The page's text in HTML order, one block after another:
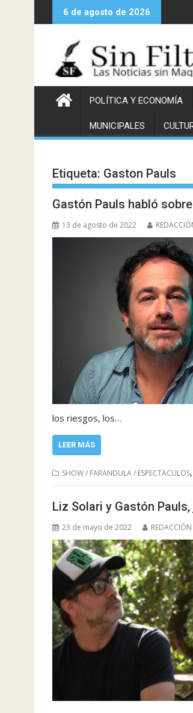
al
6 de agosto de 2026
POLÍTICA Y ECONOMÍA
MUNICIPALES
Etiqueta: Gaston Pauls
Gastón Pauls habló
13 de agosto de 2022
los riesgos, los…
LEER MÁS
SHOW / FARANDULA / ESPECTACULOS,
Liz Solari y Gastón
23 de mayo de 2022 REDACCIÓN